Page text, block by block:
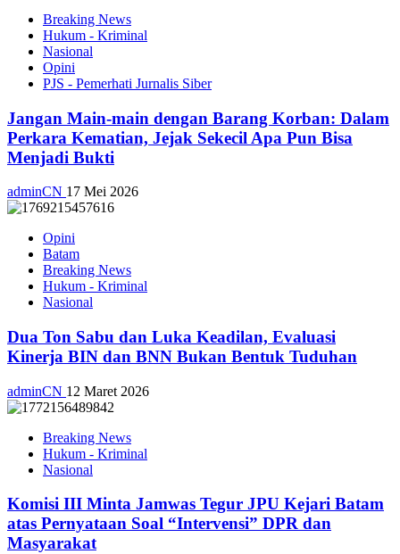
Breaking News
Hukum - Kriminal
Nasional
Opini
PJS - Pemerhati Jurnalis Siber
Jangan Main-main dengan Barang Korban: Dalam
Perkara Kematian, Jejak Sekecil Apa Pun Bisa
Menjadi Bukti
adminCN 17 Mei 2026
Opini
Batam
Breaking News
Hukum - Kriminal
Nasional
Dua Ton Sabu dan Luka Keadilan, Evaluasi
Kinerja BIN dan BNN Bukan Bentuk Tuduhan
adminCN 12 Maret 2026
Breaking News
Hukum - Kriminal
Nasional
Komisi III Minta Jamwas Tegur JPU Kejari Batam
atas Pernyataan Soal “Intervensi” DPR dan
Masyarakat